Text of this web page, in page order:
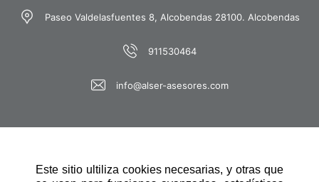
Este sitio ultiliza cookies necesarias, y otras que
Paseo Valdelasfuentes 8, Alcobendas 28100. Alcobendas
911530464
info@alser-asesores.com